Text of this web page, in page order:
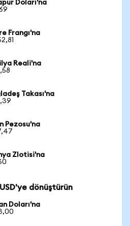
Doları'na
Frangı'na
Reali'na
Takası'na
Pezosu'na
Zlotisi'na
dönüştürün
Doları'na